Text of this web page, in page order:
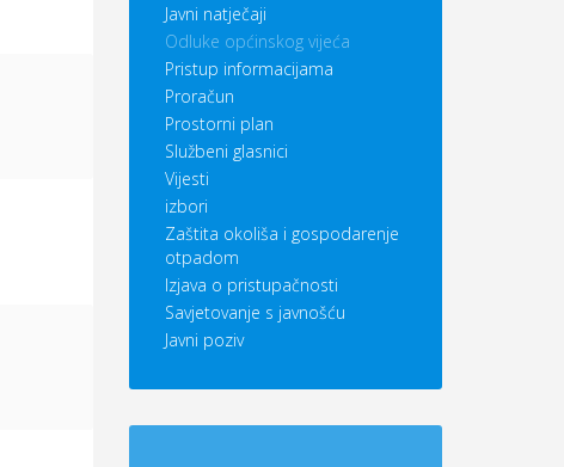
Javni natječaji
Odluke općinskog vijeća
Pristup informacijama
Proračun
Prostorni plan
Službeni glasnici
Vijesti
izbori
Zaštita okoliša i gospodarenje
otpadom
Izjava o pristupačnosti
Savjetovanje s javnošću
Javni poziv